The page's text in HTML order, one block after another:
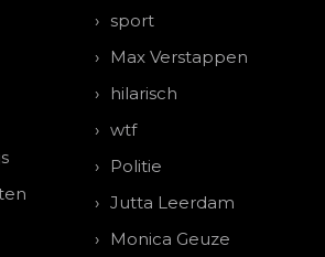
sport
Max Verstappen
hilarisch
wtf
Politie
Jutta Leerdam
Monica Geuze